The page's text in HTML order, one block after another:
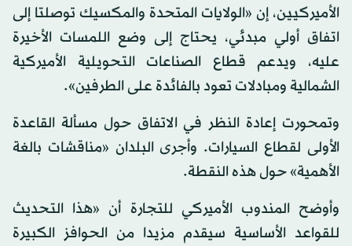
الأميركيين، إن «الولايات المتحدة والمكسيك توصلتا إلى
اتفاق أولي مبدئي، يحتاج إلى وضع اللمسات الأخيرة
عليه، ويدعم قطاع الصناعات التحويلية الأميركية
الشمالية ومبادلات تعود بالفائدة على الطرفين».
وتمحورت إعادة النظر في الاتفاق حول مسألة القاعدة
الأولى لقطاع السيارات. وأجرى البلدان «مناقشات بالغة
الأهمية» حول هذه النقطة.
وأوضح المندوب الأميركي للتجارة أن «هذا التحديث
للقواعد الأساسية سيقدم مزيدا من الحوافز الكبيرة